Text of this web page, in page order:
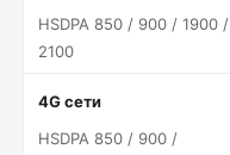
HSDPA 850 / 900 / 1900 /
2100
4G сети
HSDPA 850 / 900 /